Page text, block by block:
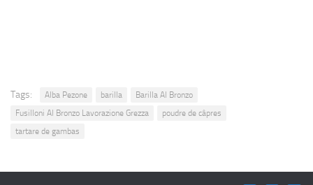
Tags: Alba Pezone barilla
Barilla Al Bronzo
Fusilloni Al Bronzo Lavorazione Grezza
poudre de câpres
tartare de gambas